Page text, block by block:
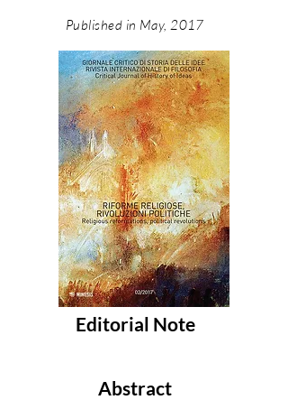
Published in May, 2017
Editorial Note
Abstract